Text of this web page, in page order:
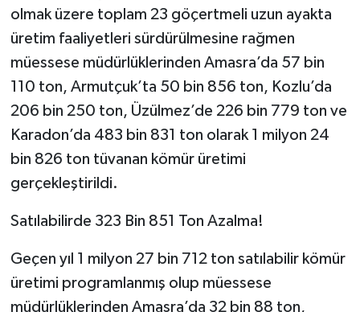
olmak üzere toplam 23 göçertmeli uzun ayakta
üretim faaliyetleri sürdürülmesine rağmen
müessese müdürlüklerinden Amasra’da 57 bin
110 ton, Armutçuk’ta 50 bin 856 ton, Kozlu’da
206 bin 250 ton, Üzülmez’de 226 bin 779 ton ve
Karadon’da 483 bin 831 ton olarak 1 milyon 24
bin 826 ton tüvanan kömür üretimi
gerçekleştirildi.
Satılabilirde 323 Bin 851 Ton Azalma!
Geçen yıl 1 milyon 27 bin 712 ton satılabilir kömür
üretimi programlanmış olup müessese
müdürlüklerinden Amasra’da 32 bin 88 ton,